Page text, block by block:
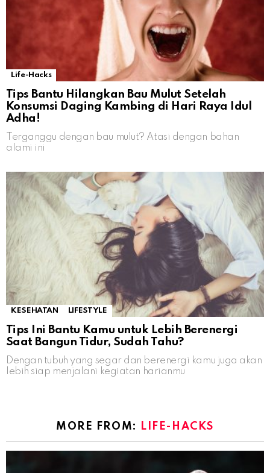
Life-Hacks
Tips Bantu Hilangkan Bau Mulut Setelah
Konsumsi Daging Kambing di Hari Raya Idul
Adha!
Terganggu dengan bau mulut? Atasi dengan bahan
alami ini
KESEHATAN LIFESTYLE
Tips Ini Bantu Kamu untuk Lebih Berenergi
Saat Bangun Tidur, Sudah Tahu?
Dengan tubuh yang segar dan berenergi kamu juga akan
lebih siap menjalani kegiatan harianmu
MORE FROM: LIFE-HACKS